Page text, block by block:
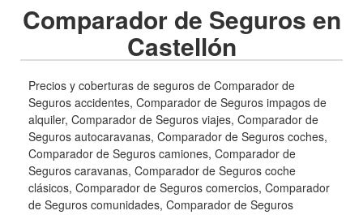
Comparador de Seguros en
Castellón
Precios y coberturas de seguros de Comparador de
Seguros accidentes, Comparador de Seguros impagos de
alquiler, Comparador de Seguros viajes, Comparador de
Seguros autocaravanas, Comparador de Seguros coches,
Comparador de Seguros camiones, Comparador de
Seguros caravanas, Comparador de Seguros coche
clásicos, Comparador de Seguros comercios, Comparador
de Seguros comunidades, Comparador de Seguros